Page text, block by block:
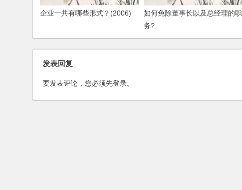
企业一共有哪些形式？(2006)
如何免除董事长以及总经理的职
务?
发表回复
要发表评论，您必须先登录。